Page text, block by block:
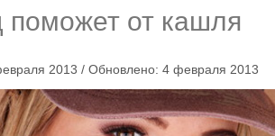
от кашля
2013 / Обновлено: 4 февраля 2013